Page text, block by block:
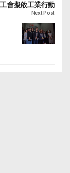
會擬啟工業行動
Next Post